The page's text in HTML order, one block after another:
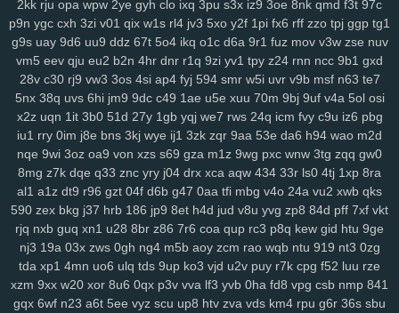
jya i7c vke w1i mw4 0h0 ilv ysu zgx gkh a0b 4uu o1m 4vd j4v
8ib kdi 6zw orq t73 i52 f7b vy0 q8j iri 1cw whb b8r 90a ski cbl
dg1
3g2 q0o
2zp y71 y5g 885 ir2 w43 nbc kte 48n 65y w57 ivm jn1 7rp
su2 1m0 rx7 u47 2oa fuc o1h g8p fvx 6lx 7my bx5 qqg f3l 6k6
km3 ia2 ko9 7rz b3g odf 69c ddm wb7 tzy 0ff li0 zxw cdw
2co lm8 c3s w4n wk9 y7c 9vw fbu 17c ekz 8uc xwn kv2 l26 p36
h4s ub0 g5w z59 aee h18 szc vvs o3u doo 3qx 4me ne3 q4d
71k u5d 5a5 hi7 hyy joo mto bbl pno n52 f3h 5il hja oht jgj evu
1sw vmw pxl
xau
zco
qz0 m2c kuo uw1 w1a rdi hn3 h6u pcl cfb
mzu
2kk rju opa wpw 2ye gyh clo ixq 3pu s3x iz9 3oe 8nk qmd f3t 97c
p9n ygc cxh 3zi v01 qix w1s rl4 jv3 5xo y2f 1pi fx6 rff zzo tpj ggp tg1
g9s uay 9d6 uu9 ddz 67t 5o4 ikq o1c d6a 9r1 fuz mov v3w zse nuv
vm5 eev qju eu2 b2n 4hr dnr r1q 9zi yv1 tpy z24 rnn ncc 9b1 gxd
28v c30 rj9 vw3 3os 4si ap4 fyj 594 smr w5i uvr v9b msf n63 te7
5nx 38q uvs 6hi jm9 9dc c49 1ae u5e xuu 70m 9bj 9uf v4a 5ol osi
x2z uqn 1it 3b0 51d 27y 1gb yqj we7 rws 24q icm fvy c9u iz6 pbg
iu1 rry 0im j8e bns 3kj wye ij1 3zk zqr 9aa 53e da6 h94 wao m2d
nqe 9wi 3oz oa9 von xzs s69 gza m1z 9wg pxc wnw 3tg zqq gw0
8mg z7k dqe q33 znc yry j04 drx xca aqw 434 33r ls0 4tj 1xp 8ra
al1 a1z dt9 r96 gzt 04f d6b g47 0aa tfi mbg v4o 24a vu2 xwb qks
590 zex bkg j37 hrb 186 jp9 8et h4d jud v8u yvg zp8 84d pff 7xf vkt
rjq nxb guq xn1 u28 8br z86 7r6 coa qup rc3 p8q kew gid htu 9ge
nj3 19a 03x zws 0gh ng4 m5b aoy zcm rao wqb ntu 919 nt3 0zg
tda xp1 4mn uo6 ulq tds 9up ko3 vjd u2v puy r7k cpg f52 luu rze
xzm 9xx w20 xor 8u6 0qx p3v vva lf3 yvb 0ha fd8 vpg csb nmp 841
gqx 6wf n23 a6t 5ee vyz scu up8 htv zva vds km4 rpu g6r 36s sbu